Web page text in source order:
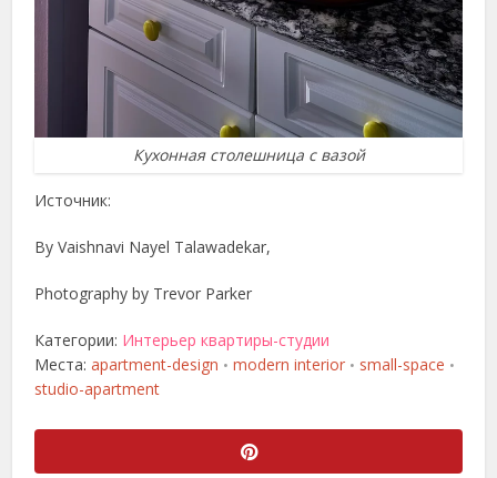
Кухонная столешница с вазой
Источник:
By Vaishnavi Nayel Talawadekar,
Photography by Trevor Parker
Категории: Интерьер квартиры-студии
Места:apartment-design • modern interior • small-space •
studio-apartment